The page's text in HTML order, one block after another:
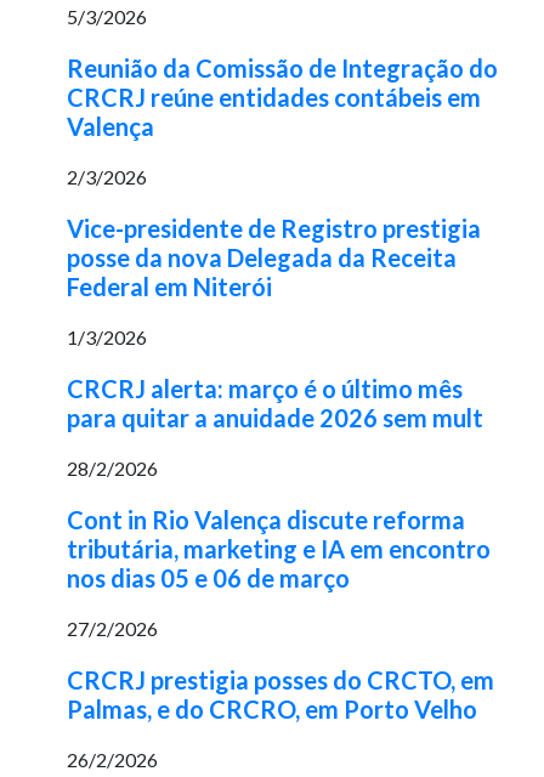
5/3/2026
Reunião da Comissão de Integração do
CRCRJ reúne entidades contábeis em
Valença
2/3/2026
Vice-presidente de Registro prestigia
posse da nova Delegada da Receita
Federal em Niterói
1/3/2026
CRCRJ alerta: março é o último mês
para quitar a anuidade 2026 sem mult
28/2/2026
Cont in Rio Valença discute reforma
tributária, marketing e IA em encontro
nos dias 05 e 06 de março
27/2/2026
CRCRJ prestigia posses do CRCTO, em
Palmas, e do CRCRO, em Porto Velho
26/2/2026